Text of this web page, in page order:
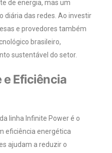
de energia, mas um
diária das redes. Ao investir
e provedores também
brasileiro,
sustentável do setor.
Eficiência
linha Infinite Power é o
eficiência energética
ajudam a reduzir o